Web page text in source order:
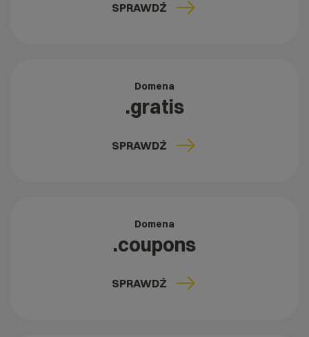
SPRAWDŹ
Domena
.gratis
SPRAWDŹ
Domena
.coupons
SPRAWDŹ